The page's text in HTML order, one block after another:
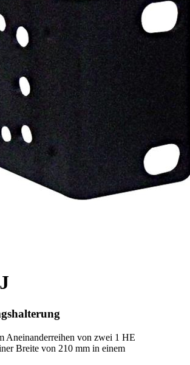
Aneinanderreihen von zwei 1 HE
Breite von 210 mm in einem